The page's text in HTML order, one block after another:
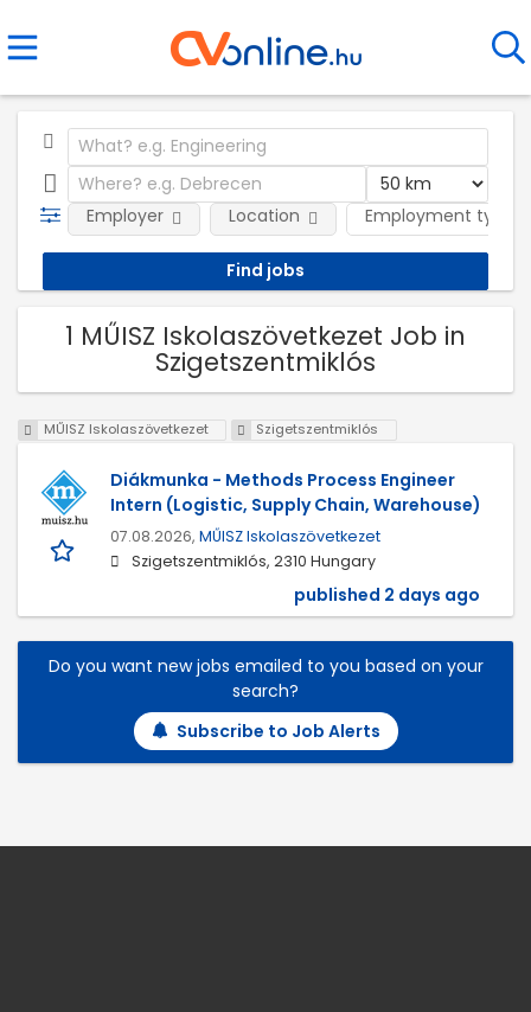
Employment type
Employer Location
1 MŰISZ Iskolaszövetkezet Job in
Szigetszentmiklós
MŰISZ Iskolaszövetkezet Szigetszentmiklós
Diákmunka - Methods Process Engineer
Intern (Logistic, Supply Chain, Warehouse)
07.08.2026, MŰISZ Iskolaszövetkezet
Szigetszentmiklós, 2310 Hungary
published 2 days ago
Do you want new jobs emailed to you based on your
search?
Subscribe to Job Alerts